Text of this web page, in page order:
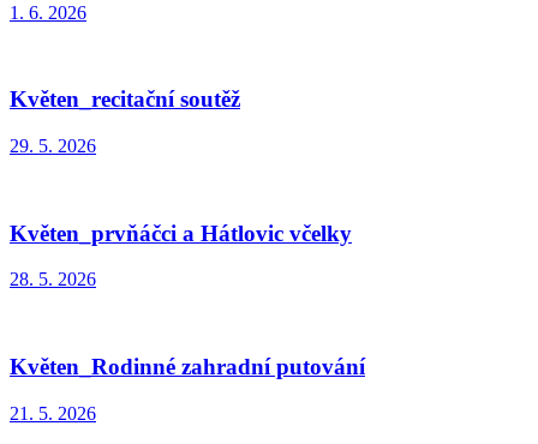
1. 6. 2026
Květen_recitační soutěž
29. 5. 2026
Květen_prvňáčci a Hátlovic včelky
28. 5. 2026
Květen_Rodinné zahradní putování
21. 5. 2026